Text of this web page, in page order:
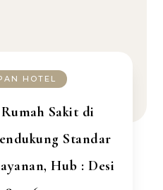
HOTEL
Sakit di
Standar
Hub : Desi